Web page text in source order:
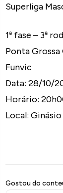
Superliga
1ª fase – 3ª
Ponta Grossa
Funvic
Data: 28/10/
Horário:
Local:
Gostou do